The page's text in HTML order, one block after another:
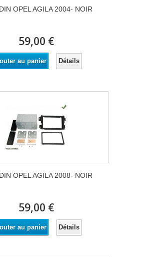
OPEL AGILA 2004- NOIR
59,00 €
au panier Détails
OPEL AGILA 2008- NOIR
59,00 €
au panier Détails